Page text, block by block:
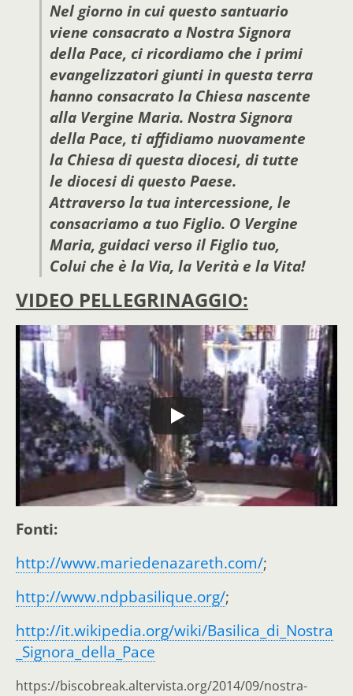
Nel giorno in cui questo santuario
viene consacrato a Nostra Signora
della Pace, ci ricordiamo che i primi
evangelizzatori giunti in questa terra
hanno consacrato la Chiesa nascente
alla Vergine Maria. Nostra Signora
della Pace, ti affidiamo nuovamente
la Chiesa di questa diocesi, di tutte
le diocesi di questo Paese.
Attraverso la tua intercessione, le
consacriamo a tuo Figlio. O Vergine
Maria, guidaci verso il Figlio tuo,
Colui che è la Via, la Verità e la Vita!
VIDEO PELLEGRINAGGIO:
Fonti:
http://www.mariedenazareth.com/;
http://www.ndpbasilique.org/;
http://it.wikipedia.org/wiki/Basilica_di_Nostra
_Signora_della_Pace
https://biscobreak.altervista.org/2014/09/nostra-